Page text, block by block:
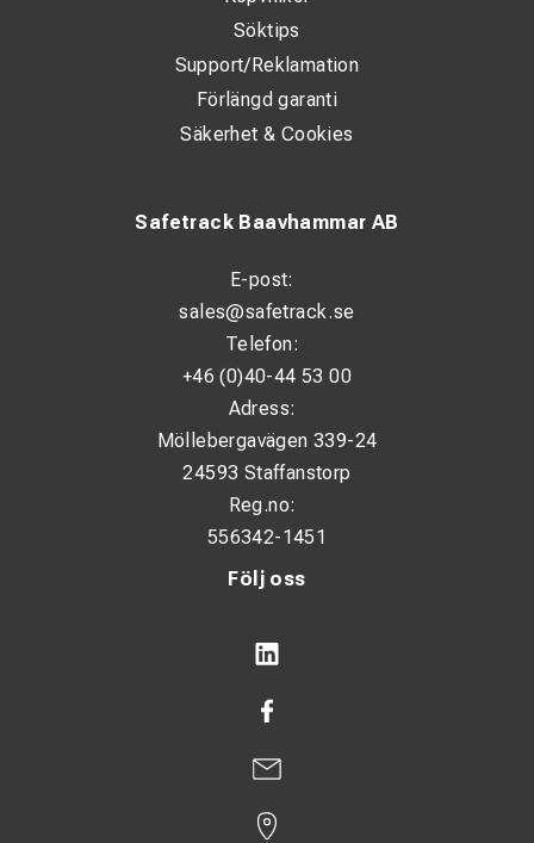
Följ oss
Safetrack Baavhammar AB
E-post:
sales@safetrack.se
Telefon:
+46 (0)40-44 53 00
Adress:
Möllebergavägen 339-24
24593 Staffanstorp
Reg.no:
556342-1451
Söktips
Support/Reklamation
Förlängd garanti
Säkerhet & Cookies